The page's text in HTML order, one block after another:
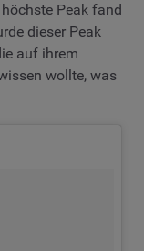
Peak fand
dieser Peak
auf ihrem
wollte, was